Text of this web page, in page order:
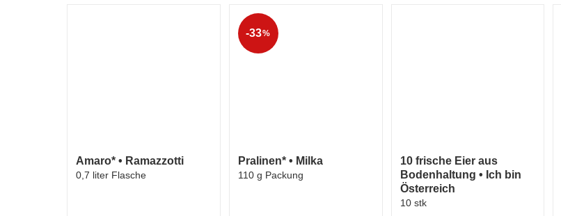
Amaro* • Ramazzotti
0,7 liter Flasche
-33%
Pralinen* • Milka
110 g Packung
10 frische Eier aus
Bodenhaltung • Ich bin
Österreich
10 stk